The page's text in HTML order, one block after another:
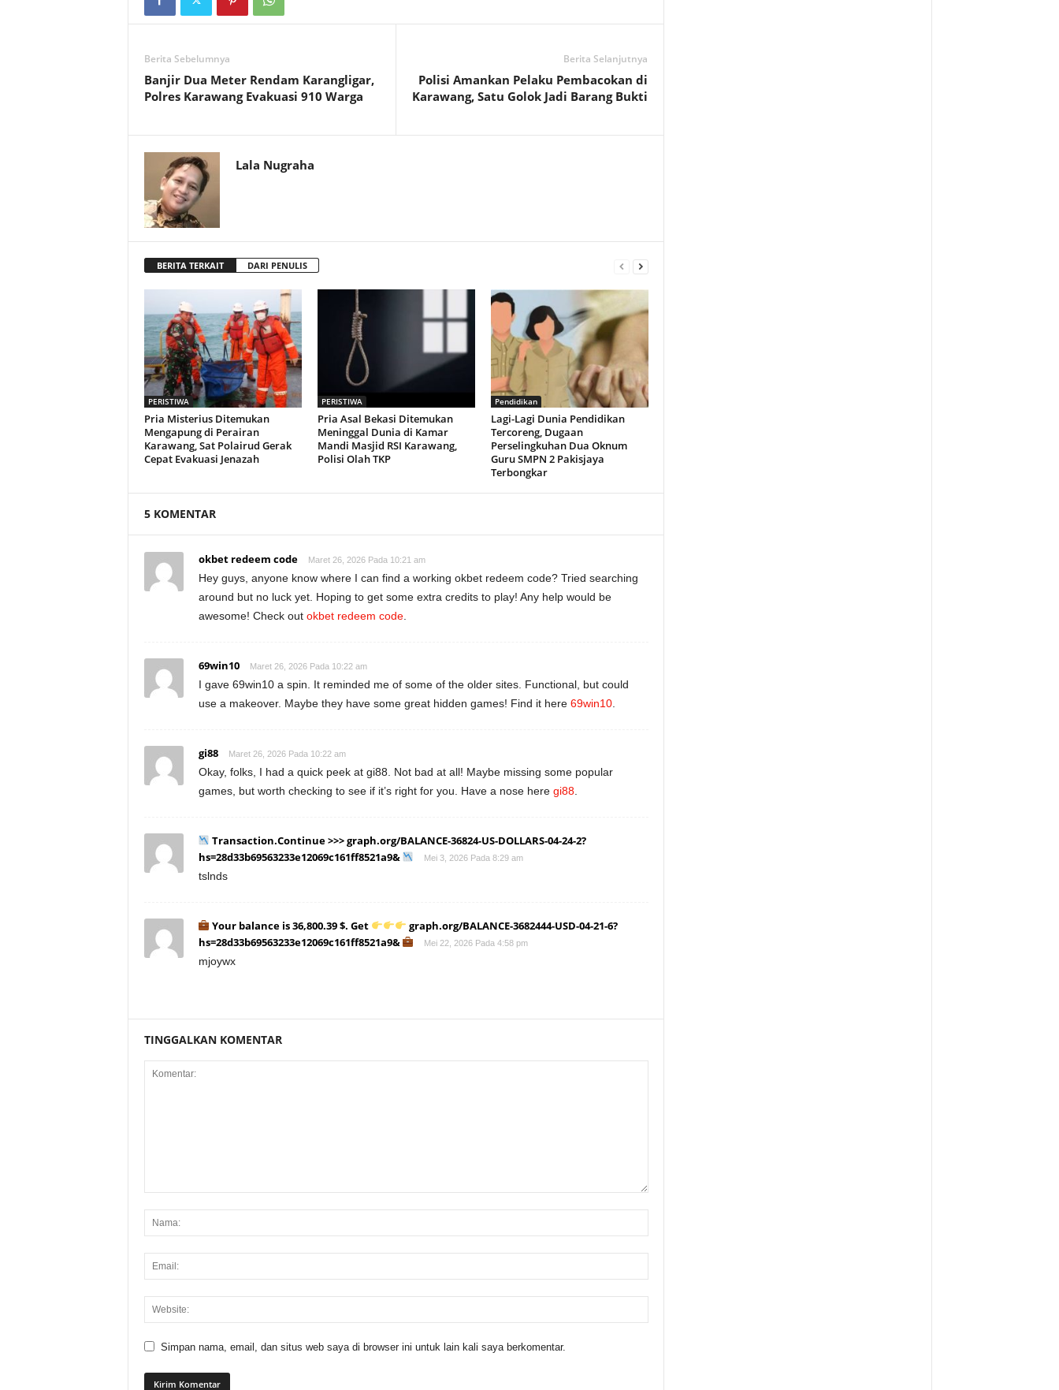
Berita Sebelumnya
Banjir Dua Meter Rendam Karangligar,
Polres Karawang Evakuasi 910 Warga‎
Berita Selanjutnya
Polisi Amankan Pelaku Pembacokan di
Karawang, Satu Golok Jadi Barang Bukti
Lala Nugraha
BERITA TERKAIT DARI PENULIS
PERISTIWA
Pria Misterius Ditemukan
Mengapung di Perairan
Karawang, Sat Polairud Gerak
Cepat Evakuasi Jenazah
PERISTIWA
Pria Asal Bekasi Ditemukan
Meninggal Dunia di Kamar
Mandi Masjid RSI Karawang,
Polisi Olah TKP
Pendidikan
Lagi-Lagi Dunia Pendidikan
Tercoreng, Dugaan
Perselingkuhan Dua Oknum
Guru SMPN 2 Pakisjaya
Terbongkar
5 KOMENTAR
okbet redeem code Maret 26, 2026 Pada 10:21 am
Hey guys, anyone know where I can find a working okbet redeem code? Tried searching
around but no luck yet. Hoping to get some extra credits to play! Any help would be
awesome! Check out okbet redeem code.
69win10 Maret 26, 2026 Pada 10:22 am
I gave 69win10 a spin. It reminded me of some of the older sites. Functional, but could
use a makeover. Maybe they have some great hidden games! Find it here 69win10.
gi88 Maret 26, 2026 Pada 10:22 am
Okay, folks, I had a quick peek at gi88. Not bad at all! Maybe missing some popular
games, but worth checking to see if it’s right for you. Have a nose here gi88.
Transaction.Continue >>> graph.org/BALANCE-36824-US-DOLLARS-04-24-2?
hs=28d33b69563233e12069c161ff8521a9&
Mei 3, 2026 Pada 8:29 am
tslnds
Your balance is 36,800.39 $. Get
graph.org/BALANCE-3682444-USD-04-21-6?
hs=28d33b69563233e12069c161ff8521a9&
Mei 22, 2026 Pada 4:58 pm
mjoywx
TINGGALKAN KOMENTAR
Simpan nama, email, dan situs web saya di browser ini untuk lain kali saya berkomentar.